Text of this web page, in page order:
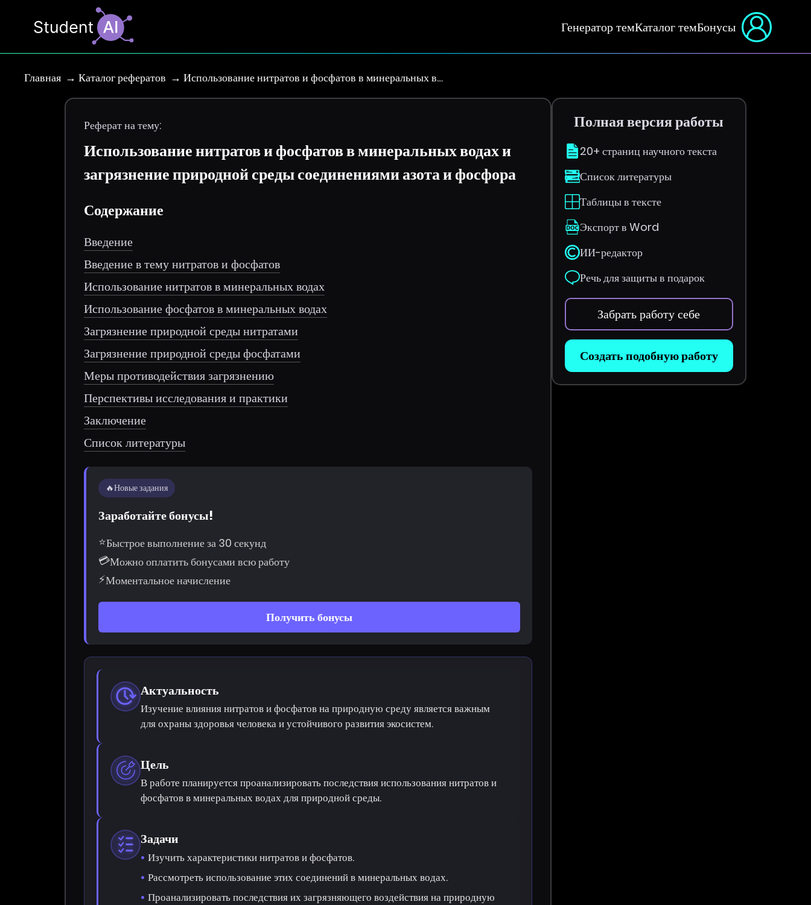
Генератор темКаталог темБонусы
Главная Каталог рефератов Использование нитратов и фосфатов в минеральных в…
Реферат на тему:
Использование нитратов и фосфатов в минеральных водах и
загрязнение природной среды соединениями азота и фосфора
Содержание
Введение
Введение в тему нитратов и фосфатов
Использование нитратов в минеральных водах
Использование фосфатов в минеральных водах
Загрязнение природной среды нитратами
Загрязнение природной среды фосфатами
Меры противодействия загрязнению
Перспективы исследования и практики
Заключение
Список литературы
🔥Новые задания
Заработайте бонусы!
⭐Быстрое выполнение за 30 секунд
💳Можно оплатить бонусами всю работу
⚡Моментальное начисление
Получить бонусы
Актуальность
Изучение влияния нитратов и фосфатов на природную среду является важным
для охраны здоровья человека и устойчивого развития экосистем.
Цель
В работе планируется проанализировать последствия использования нитратов и
фосфатов в минеральных водах для природной среды.
Задачи
Изучить характеристики нитратов и фосфатов.
Рассмотреть использование этих соединений в минеральных водах.
Проанализировать последствия их загрязняющего воздействия на природную
Полная версия работы
20+ страниц научного текста
Список литературы
Таблицы в тексте
Экспорт в Word
ИИ-редактор
Речь для защиты в подарок
Забрать работу себе
Создать подобную работу